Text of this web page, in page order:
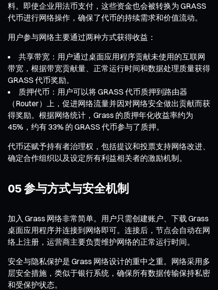
料。即使企业用法币支付，这些资金也会被转换为 GRASS
代币进行网络操作，确保了代币的持续需求和价值流动。
用户参与网络主要通过两种方式获得收益：
共享带宽：用户通过桌面应用程序贡献未使用的互联网
带宽，根据带宽贡献量、正常运行时间和数据处理质量获得
GRASS 代币奖励。
质押代币：用户可以将 GRASS 代币质押到路由器
（Router）上，促进网络流量并因对网络安全做出贡献而获
得奖励。根据网络统计，Grass 的质押年化收益率约为
45%，约有 33% 的 GRASS 代币参与了质押。
代币还赋予持有者治理权，包括提议和投票支持网络改进、
确定合作组织以及设定所有利益相关者的激励机制。
05 参与方式与安全机制
加入 Grass 网络非常简单。用户只需创建账户、下载 Grass
桌面应用程序并连接到网络即可。连接后，节点会自动在网
络上注册，运营商主要负责维护网络的正常运行时间。
安全与隐私保护是 Grass 网络设计的重中之重。网络采用多
层安全措施，类似于银行系统，确保所有数据传输保持私密
和受保护状态。